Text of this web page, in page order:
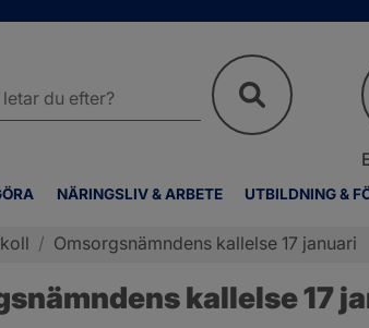
NÄRINGSLIV & ARBETE UTBILDNING &
/ Omsorgsnämndens kallelse 17 januari
kallelse 17